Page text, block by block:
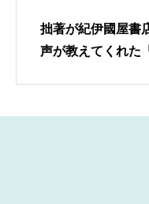
拙著が紀伊國屋書
声が教えてくれた